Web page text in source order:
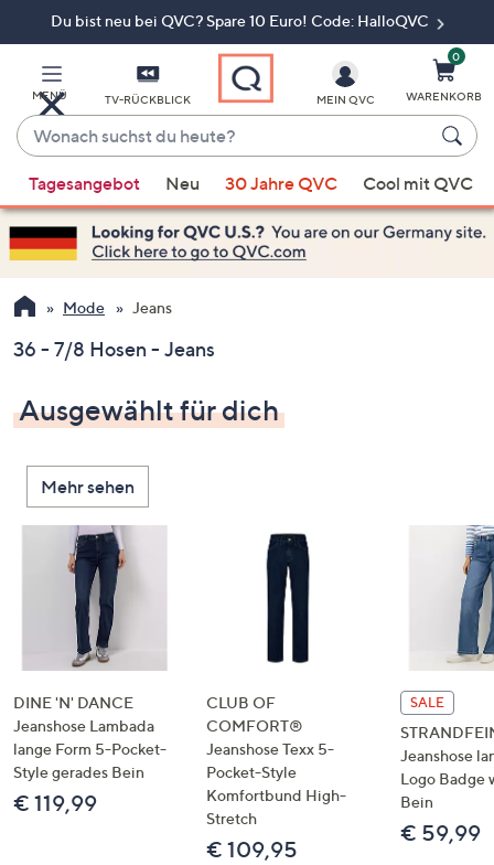
Du bist neu bei QVC? Spare 10 Euro! Code: HalloQVC
MENÜ TV-RÜCKBLICK
Wonach
suchst
du
heute?
Vorschläge
verfügbar
sind,
verwenden
Sie
Pfeiltasten
oben
und
nach
unten
oder
wischen
Geräten
nach
links
bzw.
rechts,
um
diese
MEIN QVC
0
WARENKORB
Tagesangebot Neu 30 Jahre QVC Cool mit QVC
Mode Jeans
36 - 7/8 Hosen - Jeans
Ausgewählt für dich
Mehr sehen
DINE 'N' DANCE
Jeanshose Lambada
lange Form 5-Pocket-
Style gerades Bein
€ 119,99
CLUB OF
COMFORT®
Jeanshose Texx 5-
Pocket-Style
Komfortbund High-
Stretch
€ 109,95
SALE
Jeanshose
Logo Badge
Bein
€ 59,99